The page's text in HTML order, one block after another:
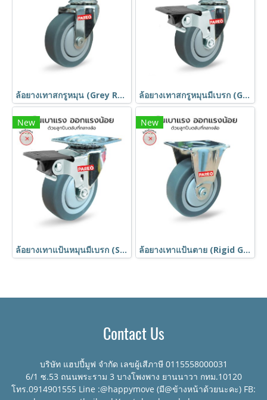
ล้อยางเทาสกรูหมุน (Grey Rubber Caster) รุ่น MOVER ยี่ห้อ PAREO ล้อยางเทาสกรูหมุนมีเบรก (Grey Rubber Caster) รุ่น MOVER ยี่ห้อ PAREO
New
ล้อยางเทาแป้นหมุนมีเบรก (Swivel with Brake Grey Rubber Caster) รุ่น MOVER ยี่ห้อ PAREO
New
ล้อยางเทาแป้นตาย (Rigid Grey Rubber Caster) รุ่น MOVER ยี่ห้อ PAREO
Contact Us
บริษัท แฮปปี้มูฟ จำกัด เลขผู้เสีภาษี 0115558000031
6/1 ซ.53 ถนนพระราม 3 บางโพงพาง ยานนาวา กทม.10120
โทร.0914901555 Line :@happymove (มี@ข้างหน้าด้วยนะคะ) FB: